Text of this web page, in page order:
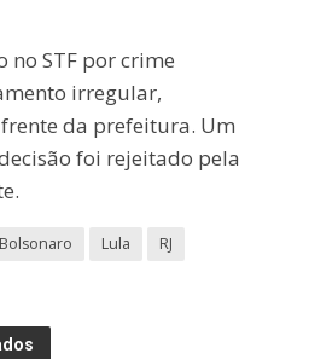
no STF por crime
irregular,
da prefeitura. Um
foi rejeitado pela
Bolsonaro Lula
RJ